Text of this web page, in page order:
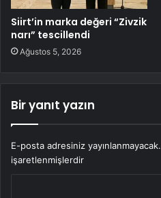
Siirt’in marka değeri “Zivzik
narı” tescillendi
Ağustos 5, 2026
Bir yanıt yazın
E-posta adresiniz yayınlanmayacak.
işaretlenmişlerdir